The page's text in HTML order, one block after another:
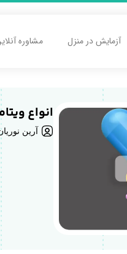
آزمایش در منزل مشاوره
انواع
آرین